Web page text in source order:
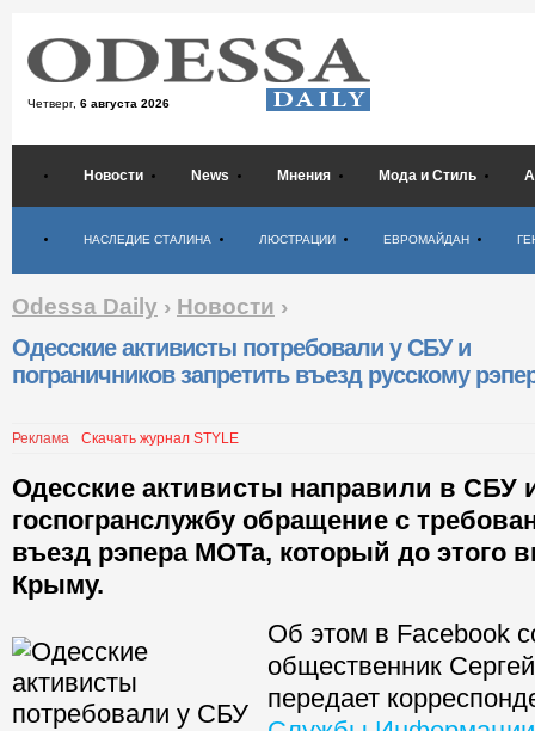
Четверг, 6 августа 2026
Новости News Мнения Мода и Стиль
НАСЛЕДИЕ СТАЛИНА ЛЮСТРАЦИИ ЕВРОМАЙДАН
Odessa Daily › Новости ›
Одесские активисты потребовали у СБУ и
пограничников запретить въезд русскому
Реклама Скачать журнал STYLE
Одесские активисты направили в СБУ
госпогранслужбу обращение с
въезд рэпера МОТа, который до этого
Крыму.
Об этом в Facebook
общественник
передает